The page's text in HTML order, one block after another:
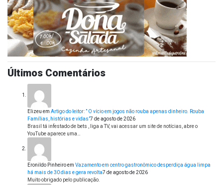
Últimos Comentários
Elizeu em Artigo do leitor: ” O vício em jogos não rouba apenas dinheiro. Rouba
Famílias, histórias e vidas”7 de agosto de 2026
Brasil tá infestado de bets , liga a TV, vai acessar um site de notícias, abre o
YouTube aparece uma…
Eronildo Pinheiroem Vazamento em centro gastronômico desperdiça água limpa
há mais de 30 dias e gera revolta7 de agosto de 2026
Muito obrigado pelo publicação.